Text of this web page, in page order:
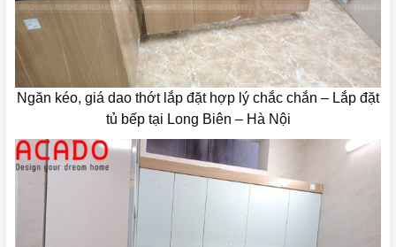
Ngăn kéo, giá dao thớt lắp đặt hợp lý chắc chắn – Lắp đặt
tủ bếp tại Long Biên – Hà Nội